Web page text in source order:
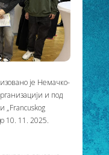
је Немачко-
и под
„Francuskog
10. 11. 2025.